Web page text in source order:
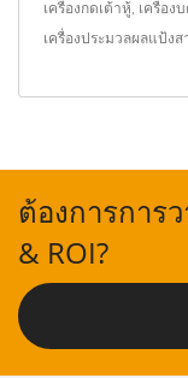
เครื่องกดเต้าหู้ เครื่อง
เครื่องประมวลผลแป้งส
ต้องการการ
& ROI?